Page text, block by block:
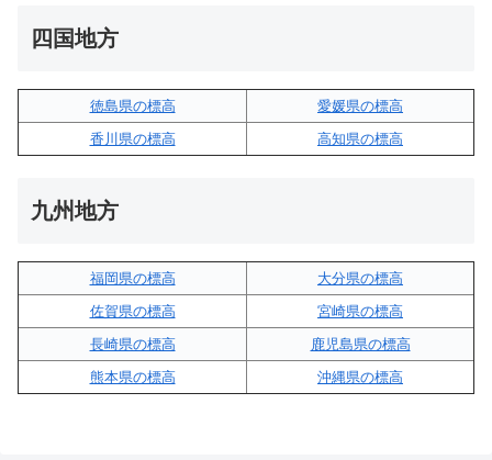
四国地方
徳島県の標高
愛媛県の標高
香川県の標高
高知県の標高
九州地方
福岡県の標高
大分県の標高
佐賀県の標高
宮崎県の標高
長崎県の標高
鹿児島県の標高
熊本県の標高
沖縄県の標高